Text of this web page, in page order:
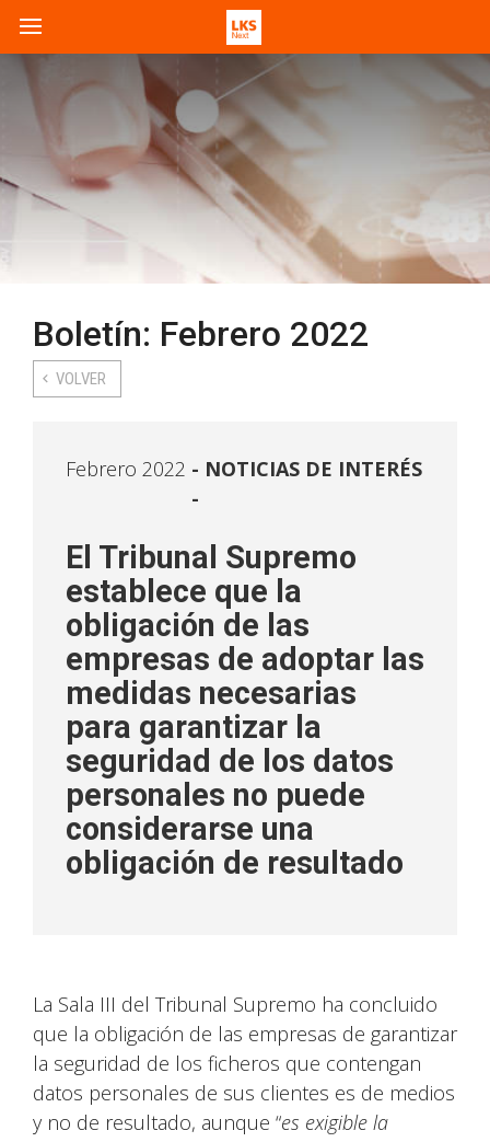
Boletín: Febrero 2022
VOLVER
Febrero 2022
NOTICIAS DE INTERÉS
-
El Tribunal Supremo
establece que la
obligación de las
empresas de adoptar las
medidas necesarias
para garantizar la
seguridad de los datos
personales no puede
considerarse una
obligación de resultado
La Sala III del Tribunal Supremo ha concluido
que la obligación de las empresas de garantizar
la seguridad de los ficheros que contengan
datos personales de sus clientes es de medios
y no de resultado, aunque “es exigible la